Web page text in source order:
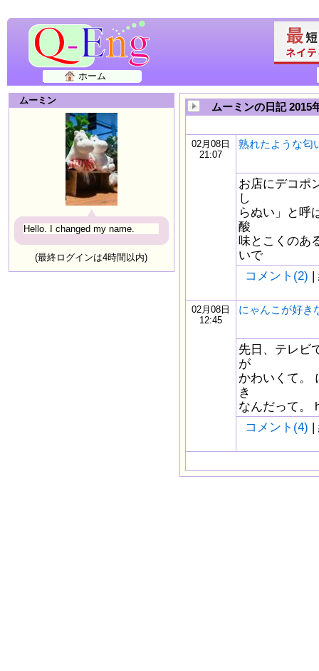
ホーム
ムーミン
Hello. I changed my name.
(最終ログインは4時間以内)
ムーミンの日記 2015
02月08日
21:07
熟れたような
お店にデコポ
し
らぬい」と呼
酸
味とこくのあ
いで
コメント(2) |
02月08日
12:45
にゃんこが好き
先日、テレビ
が
かわいくて。
き
なんだって。
コメント(4) |